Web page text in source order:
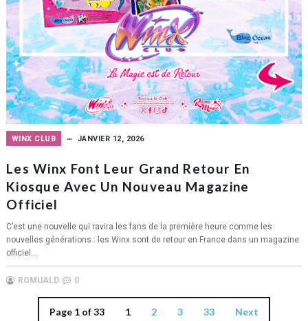
WINX CLUB JANVIER 12, 2026
Les Winx Font Leur Grand Retour En
Kiosque Avec Un Nouveau Magazine
Officiel
C’est une nouvelle qui ravira les fans de la première heure comme les
nouvelles générations : les Winx sont de retour en France dans un magazine
officiel...
ROMUALD 0
Page 1 of 33 1 2 3 33 Next